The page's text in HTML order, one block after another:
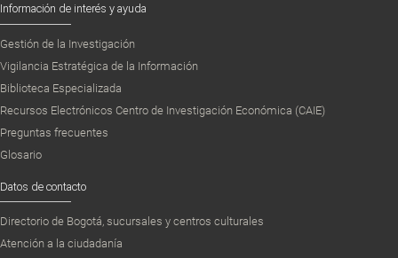
Información de interés y ayuda
Gestión de la Investigación
Vigilancia Estratégica de la Información
Biblioteca Especializada
Recursos Electrónicos Centro de Investigación Económica (CAIE)
Preguntas frecuentes
Glosario
Datos de contacto
Directorio de Bogotá, sucursales y centros culturales
Atención a la ciudadanía